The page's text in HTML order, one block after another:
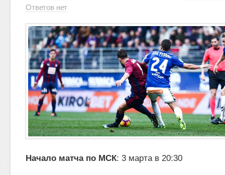
Ответов нет
Начало матча по МСК: 3 марта в 20:30